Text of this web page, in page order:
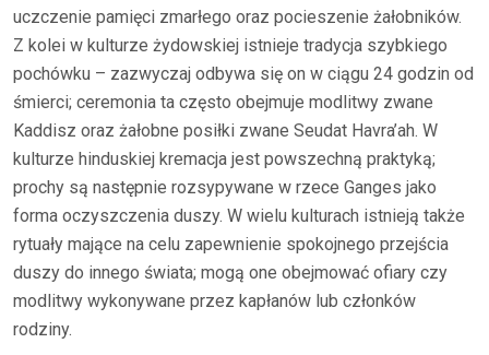
uczczenie pamięci zmarłego oraz pocieszenie żałobników.
Z kolei w kulturze żydowskiej istnieje tradycja szybkiego
pochówku – zazwyczaj odbywa się on w ciągu 24 godzin od
śmierci; ceremonia ta często obejmuje modlitwy zwane
Kaddisz oraz żałobne posiłki zwane Seudat Havra’ah. W
kulturze hinduskiej kremacja jest powszechną praktyką;
prochy są następnie rozsypywane w rzece Ganges jako
forma oczyszczenia duszy. W wielu kulturach istnieją także
rytuały mające na celu zapewnienie spokojnego przejścia
duszy do innego świata; mogą one obejmować ofiary czy
modlitwy wykonywane przez kapłanów lub członków
rodziny.